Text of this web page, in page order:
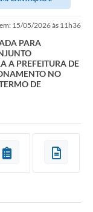
15/05/2026 às 11h36
PARA
A PREFEITURA DE
NO
DE